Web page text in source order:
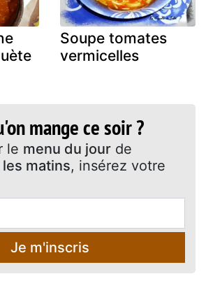
Soupe tomates
vermicelles
mange ce soir ?
le menu du jour de
matins, insérez votre
Je m'inscris